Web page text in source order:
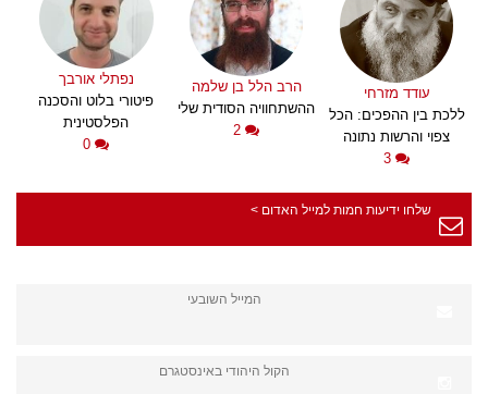
עודד מזרחי
ללכת בין ההפכים: הכל
צפוי והרשות נתונה
3
הרב הלל בן שלמה
ההשתחוויה הסודית שלי
2
נפתלי אורבך
פיטורי בלוט והסכנה
הפלסטינית
0
שלחו ידיעות חמות למייל האדום >
המייל השובעי
הקול היהודי באינסטגרם